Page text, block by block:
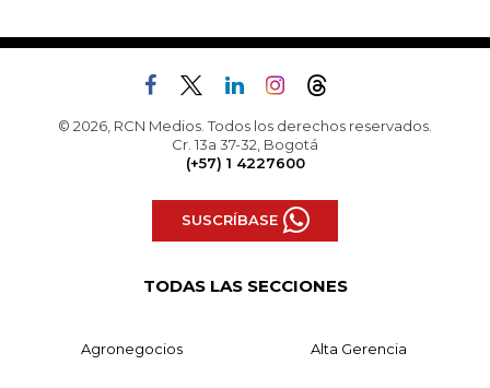
© 2026, RCN Medios. Todos los derechos reservados.
Cr. 13a 37-32, Bogotá
(+57) 1 4227600
SUSCRÍBASE
TODAS LAS SECCIONES
Agronegocios Alta Gerencia